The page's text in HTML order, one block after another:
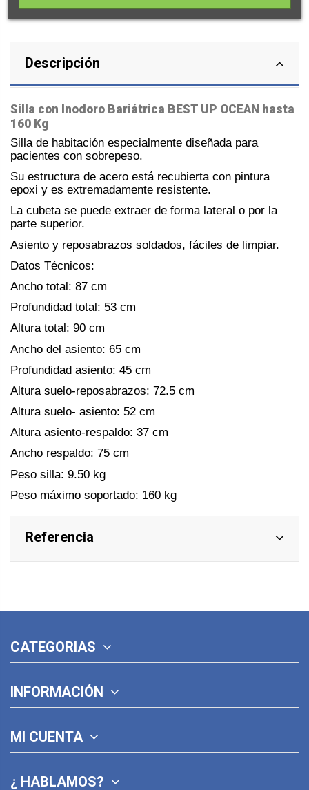
Descripción
Silla con Inodoro Bariátrica BEST UP OCEAN hasta
160 Kg
Silla de habitación especialmente diseñada para
pacientes con sobrepeso.
Su estructura de acero está recubierta con pintura
epoxi y es extremadamente resistente.
La cubeta se puede extraer de forma lateral o por la
parte superior.
Asiento y reposabrazos soldados, fáciles de limpiar.
Datos Técnicos:
Ancho total: 87 cm
Profundidad total: 53 cm
Altura total: 90 cm
Ancho del asiento: 65 cm
Profundidad asiento: 45 cm
Altura suelo-reposabrazos: 72.5 cm
Altura suelo- asiento: 52 cm
Altura asiento-respaldo: 37 cm
Ancho respaldo: 75 cm
Peso silla: 9.50 kg
Peso máximo soportado: 160 kg
Referencia
CATEGORIAS
INFORMACIÓN
MI CUENTA
¿ HABLAMOS?